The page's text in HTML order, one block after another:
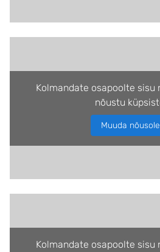
Kolmandate osapoolte sisu
nõustu
Muuda
Kolmandate osapoolte sisu